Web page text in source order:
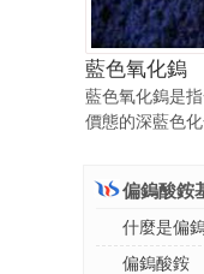
藍色氧化鎢
藍色氧化鎢是
價態的深藍色
偏鎢酸銨
什麼是偏
偏鎢酸銨